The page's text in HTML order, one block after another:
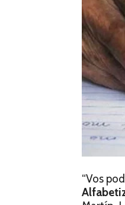
“Vos